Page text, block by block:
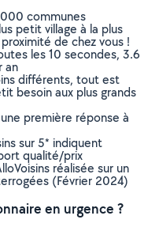
communes
petit village à la plus
de chez vous !
les 10 secondes, 3.6
an
différents, tout est
besoin aux plus grands
première réponse à
sur 5* indiquent
qualité/prix
réalisée sur un
(Février 2024)
en urgence ?